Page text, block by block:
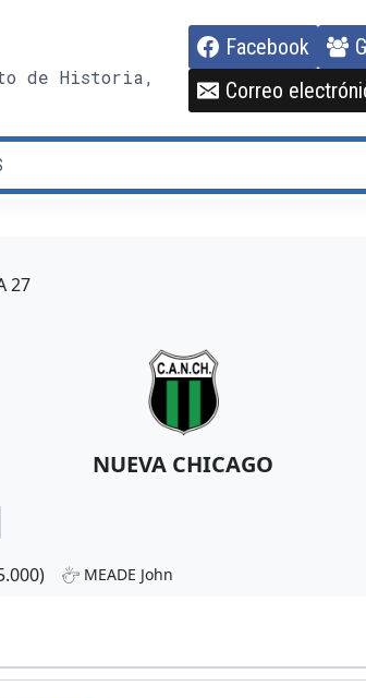
de Historia,
Facebook
Correo
27
NUEVA CHICAGO
MEADE John